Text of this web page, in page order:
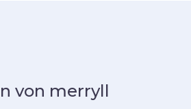
von merryll